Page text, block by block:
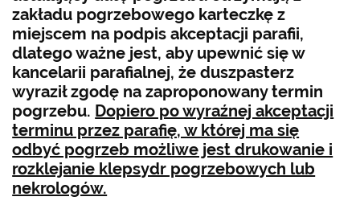
zakładu pogrzebowego karteczkę z
miejscem na podpis akceptacji parafii,
dlatego ważne jest, aby upewnić się w
kancelarii parafialnej, że duszpasterz
wyraził zgodę na zaproponowany termin
pogrzebu. Dopiero po wyraźnej akceptacji
terminu przez parafię, w której ma się
odbyć pogrzeb możliwe jest drukowanie i
rozklejanie klepsydr pogrzebowych lub
nekrologów.